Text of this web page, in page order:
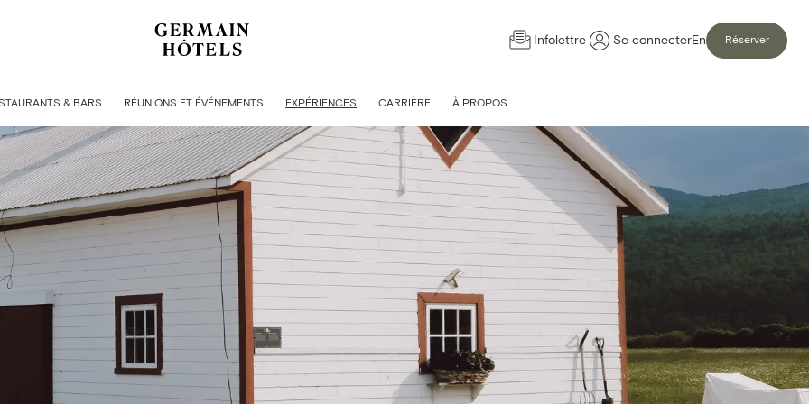
Infolettre Se connecterEn Réserver
& BARS RÉUNIONS ET ÉVÉNEMENTS EXPÉRIENCES CARRIÈRE À PROPOS